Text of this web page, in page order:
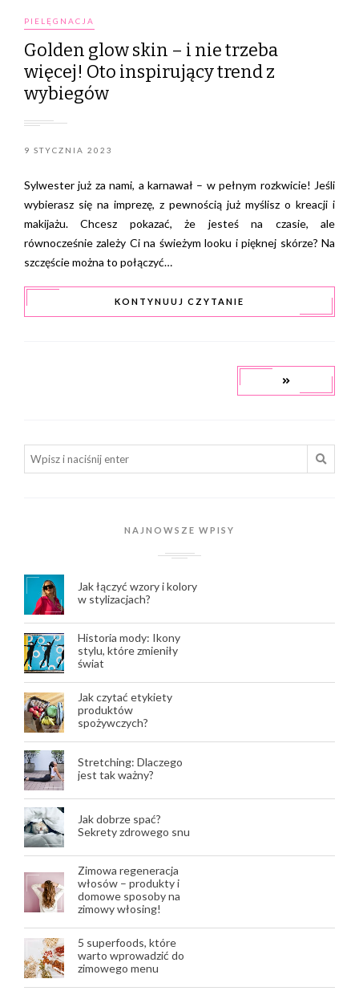
PIELĘGNACJA
Golden glow skin – i nie trzeba
więcej! Oto inspirujący trend z
wybiegów
9 STYCZNIA 2023
Sylwester już za nami, a karnawał – w pełnym rozkwicie! Jeśli
wybierasz się na imprezę, z pewnością już myślisz o kreacji i
makijażu. Chcesz pokazać, że jesteś na czasie, ale
równocześnie zależy Ci na świeżym looku i pięknej skórze? Na
szczęście można to połączyć…
KONTYNUUJ CZYTANIE
NAJNOWSZE WPISY
Jak łączyć wzory i kolory
w stylizacjach?
Historia mody: Ikony
stylu, które zmieniły
świat
Jak czytać etykiety
produktów
spożywczych?
Stretching: Dlaczego
jest tak ważny?
Jak dobrze spać?
Sekrety zdrowego snu
Zimowa regeneracja
włosów – produkty i
domowe sposoby na
zimowy włosing!
5 superfoods, które
warto wprowadzić do
zimowego menu